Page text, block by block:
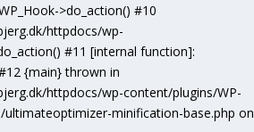
>do_action() #10
httpdocs/wp-
#11 [internal function]:
{main} thrown in
httpdocs/wp-content/plugins/WP-
minification-base.php on